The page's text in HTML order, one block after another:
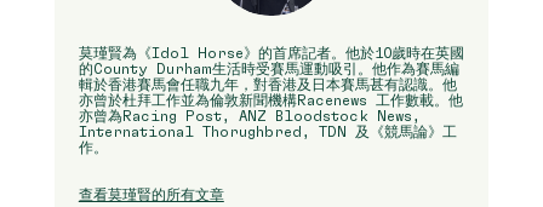
莫瑾賢為《Idol Horse》的首席記者。他於10歲時在英國
的County Durham生活時受賽馬運動吸引。他作為賽馬編
輯於香港賽馬會任職九年，對香港及日本賽馬甚有認識。他
亦曾於杜拜工作並為倫敦新聞機構Racenews 工作數載。他
亦曾為Racing Post, ANZ Bloodstock News,
International Thorughbred, TDN 及《競馬論》工
作。
查看莫瑾賢的所有文章